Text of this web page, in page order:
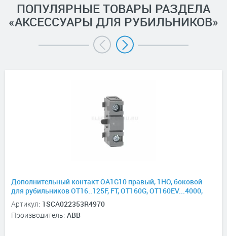
ПОПУЛЯРНЫЕ ТОВАРЫ РАЗДЕЛА
«АКСЕССУАРЫ ДЛЯ РУБИЛЬНИКОВ»
Дополнительный контакт OA1G10 правый, 1НО, боковой
для рубильников ОТ16..125F, FT, OT160G, OT160EV...4000,
устанавливается с правой стороны, макс. 2 шт.
Артикул: 1SCA022353R4970
Производитель: ABB